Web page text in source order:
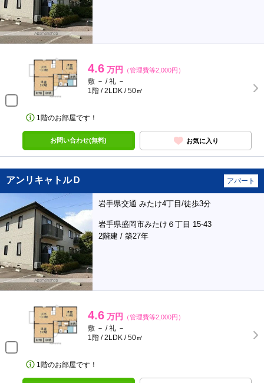
4.6 万円 （管理費等2,000円）
敷 － / 礼 －
1階 / 2LDK / 50㎡
1階のお部屋です！
お問い合わせ(無料) お気に入り
アンリキャトルＤ アパート
岩手県交通 みたけ4丁目/徒歩3分
岩手県盛岡市みたけ６丁目 15-43
2階建 / 築27年
4.6 万円 （管理費等2,000円）
敷 － / 礼 －
1階 / 2LDK / 50㎡
1階のお部屋です！